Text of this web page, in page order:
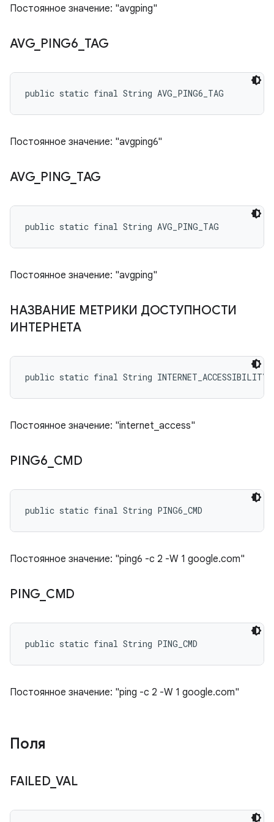
Постоянное значение: "avgping"
AVG_ PING6 TAG
public static final String AVG_PING6_TAG
Постоянное значение: "avgping6"
AVG_ PING TAG
public static final String AVG_PING_TAG
Постоянное значение: "avgping"
НАЗВАНИЕ МЕТРИКИ ДОСТУПНОСТИ
ИНТЕРНЕТА
public static final String
Постоянное значение: "internet_access"
PING6 CMD
public static final String PING6_CMD
Постоянное значение: "ping6 -c 2 -W 1 google.com"
PING CMD
public static final String PING_CMD
Постоянное значение: "ping -c 2 -W 1 google.com"
Поля
FAILED_VAL